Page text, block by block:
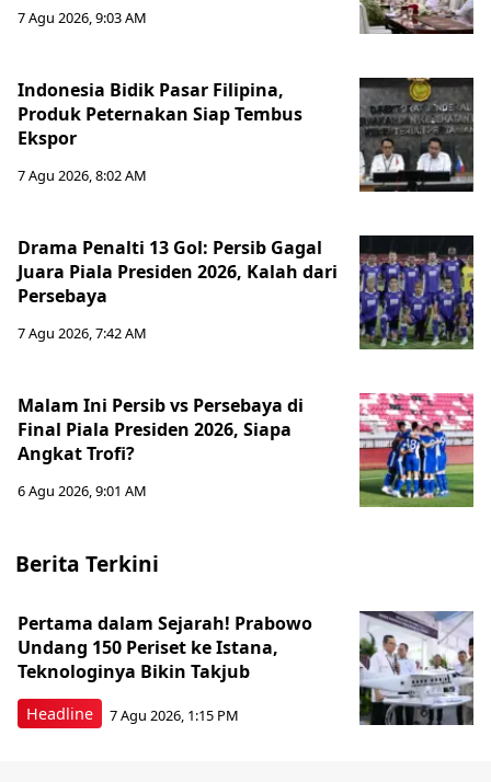
7 Agu 2026, 9:03 AM
Indonesia Bidik Pasar Filipina,
Produk Peternakan Siap Tembus
Ekspor
7 Agu 2026, 8:02 AM
Drama Penalti 13 Gol: Persib Gagal
Juara Piala Presiden 2026, Kalah dari
Persebaya
7 Agu 2026, 7:42 AM
Malam Ini Persib vs Persebaya di
Final Piala Presiden 2026, Siapa
Angkat Trofi?
6 Agu 2026, 9:01 AM
Berita Terkini
Headline
Pertama dalam Sejarah! Prabowo
Undang 150 Periset ke Istana,
Teknologinya Bikin Takjub
7 Agu 2026, 1:15 PM